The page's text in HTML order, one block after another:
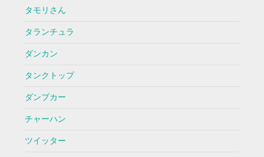
タモリさん
タランチュラ
ダンカン
タンクトップ
ダンプカー
チャーハン
ツイッター